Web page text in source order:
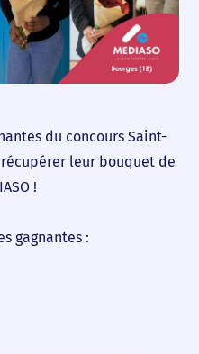
du concours Saint-
leur bouquet de
!
gagnantes :